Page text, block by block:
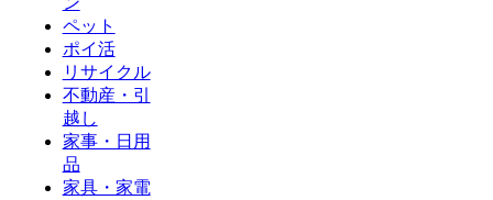
ペット
ポイ活
リサイクル
不動産・引
越し
家事・日用
品
家具・家電